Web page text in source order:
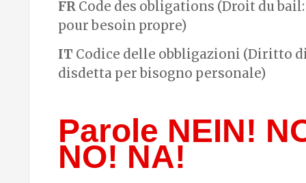
FR Code des obligations (Droit du
pour besoin propre)
IT Codice delle obbligazioni (Diritto
disdetta per bisogno personale)
Parole NEIN!
NO! NA!